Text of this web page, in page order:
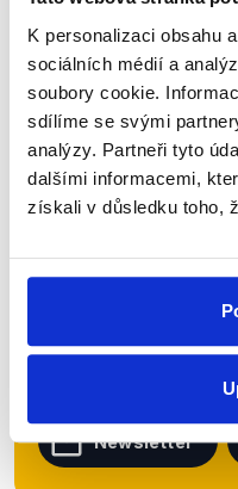
K personalizaci obsahu
sociálních médií a
soubory cookie.
sdílíme se svými
analýzy. Partneři tyto
dalšími informacemi,
získali v důsledku toho,
Zůstaňme v
Přihlaste se k
newsletteru nebo
shrnutí
Začněte nás
Newsletter